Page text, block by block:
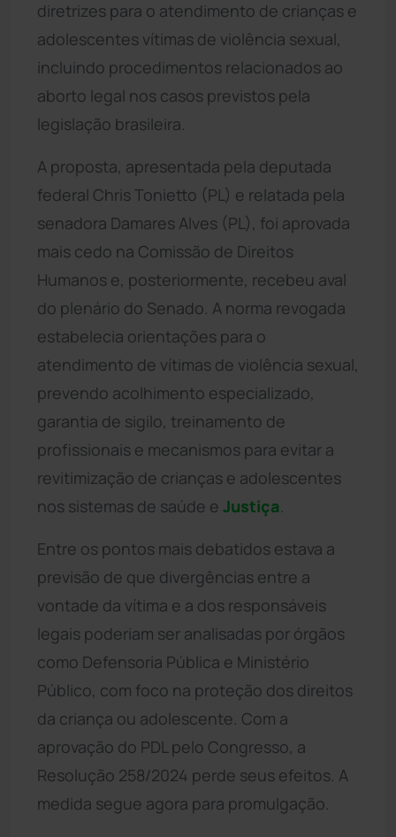
diretrizes para o atendimento de crianças e
adolescentes vítimas de violência sexual,
incluindo procedimentos relacionados ao
aborto legal nos casos previstos pela
legislação brasileira.
A proposta, apresentada pela deputada
federal Chris Tonietto (PL) e relatada pela
senadora Damares Alves (PL), foi aprovada
mais cedo na Comissão de Direitos
Humanos e, posteriormente, recebeu aval
do plenário do Senado. A norma revogada
estabelecia orientações para o
atendimento de vítimas de violência sexual,
prevendo acolhimento especializado,
garantia de sigilo, treinamento de
profissionais e mecanismos para evitar a
revitimização de crianças e adolescentes
nos sistemas de saúde e Justiça
Entre os pontos mais debatidos estava a
previsão de que divergências entre a
vontade da vítima e a dos responsáveis
legais poderiam ser analisadas por órgãos
como Defensoria Pública e Ministério
Público, com foco na proteção dos direitos
da criança ou adolescente. Com a
aprovação do PDL pelo Congresso, a
Resolução 258/2024 perde seus efeitos. A
medida segue agora para promulgação.